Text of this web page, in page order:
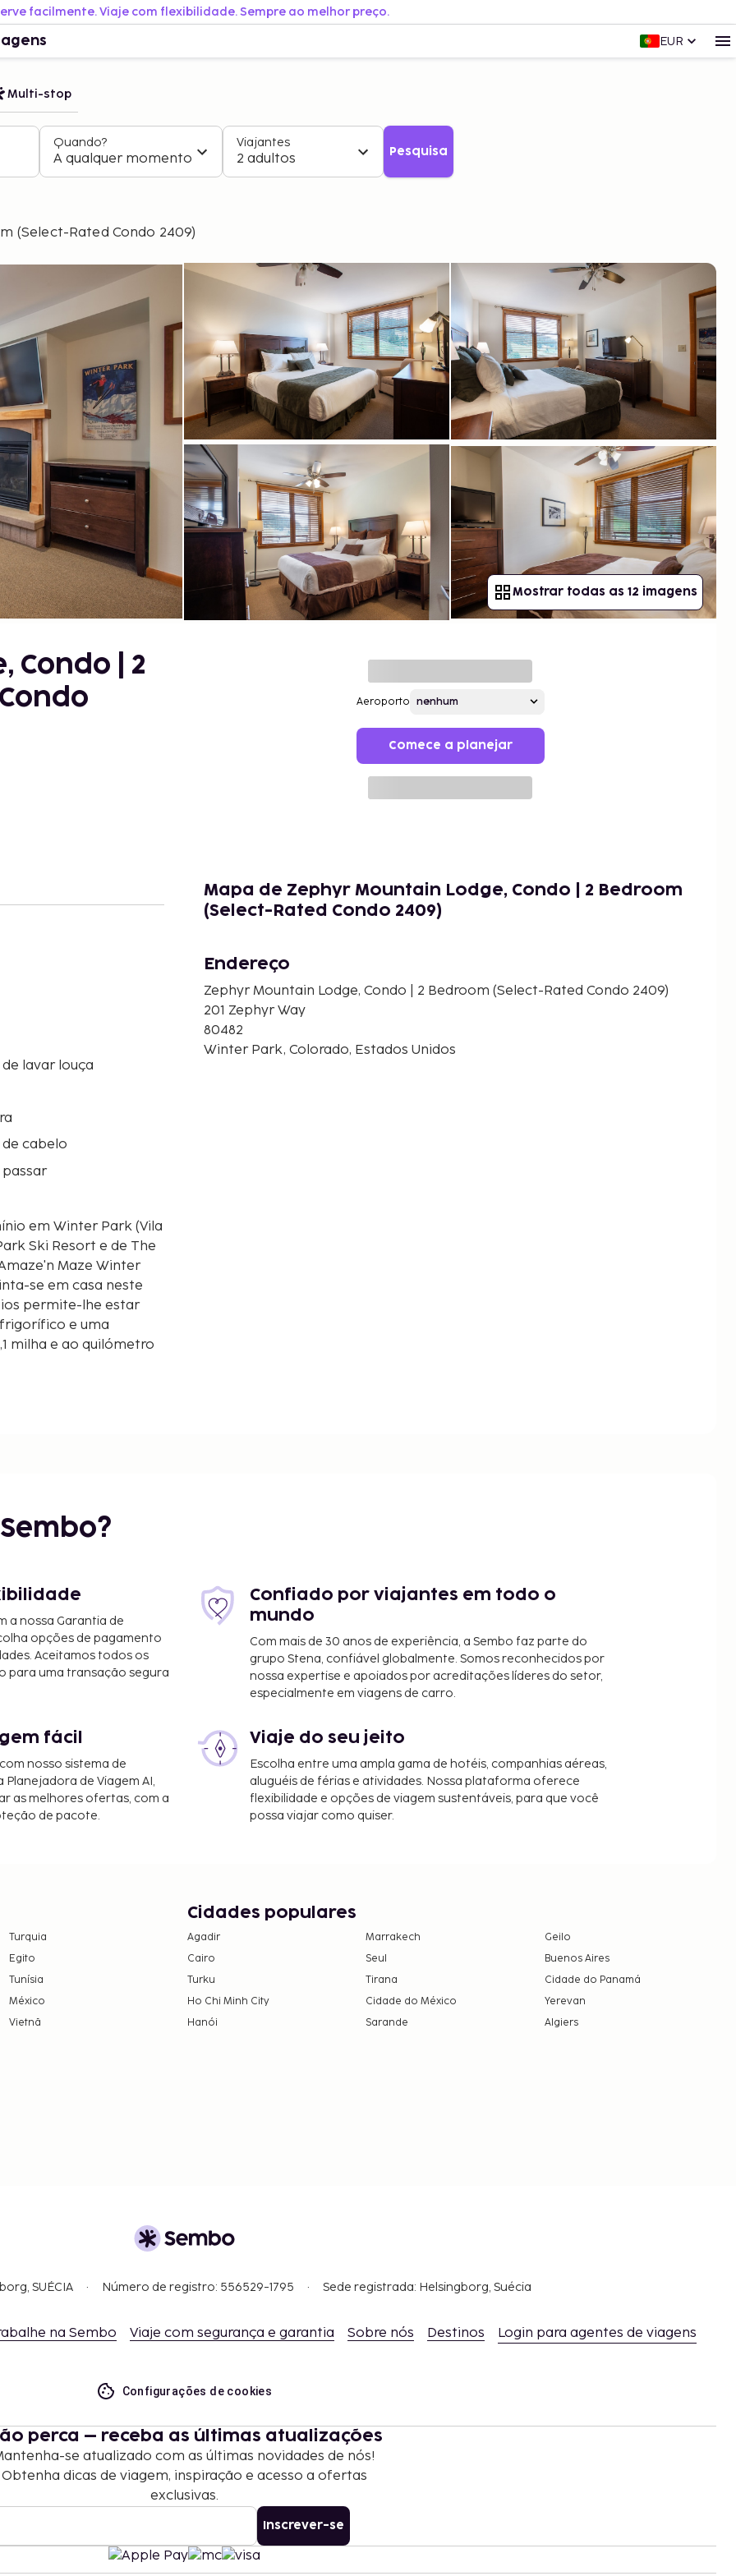
facilmente. Viaje com flexibilidade. Sempre ao melhor preço.
EUR
Multi-stop
Quando?
A qualquer momento
Viajantes
2 adultos Pesquisa
(Select-Rated Condo 2409)
Mostrar todas as 12 imagens
Condo | 2
Aeroporto
Comece a planejar
lavar louça
cabelo
passar
em Winter Park (Vila
Ski Resort e de The
se em casa neste
permite-lhe estar
e uma
milha e ao quilómetro
89,7 mi
para não
esqui, snowboard nas
numerário em todas
Mapa de Zephyr Mountain Lodge, Condo | 2 Bedroom
(Select-Rated Condo 2409)
Endereço
Zephyr Mountain Lodge, Condo | 2 Bedroom (Select-Rated Condo 2409)
201 Zephyr Way
80482
Winter Park, Colorado, Estados Unidos
a nossa Garantia de
opções de pagamento
Aceitamos todos os
para uma transação segura
Confiado por viajantes em todo o
mundo
Com mais de 30 anos de experiência, a Sembo faz parte do
grupo Stena, confiável globalmente. Somos reconhecidos por
nossa expertise e apoiados por acreditações líderes do setor,
especialmente em viagens de carro.
fácil
nosso sistema de
Planejadora de Viagem AI,
as melhores ofertas, com a
de pacote.
Viaje do seu jeito
Escolha entre uma ampla gama de hotéis, companhias aéreas,
aluguéis de férias e atividades. Nossa plataforma oferece
flexibilidade e opções de viagem sustentáveis, para que você
possa viajar como quiser.
Turquia
Egito
Tunísia
México
Vietnã
Cidades populares
Agadir Marrakech
Geilo
Cairo
Seul
Buenos Aires
Turku
Tirana
Cidade do Panamá
Ho Chi Minh City
Cidade do México
Yerevan
Hanói
Sarande Algiers
SUÉCIA Número de registro: 556529-1795 Sede registrada: Helsingborg, Suécia
na Sembo Viaje com segurança e garantia Sobre nós Destinos Login para agentes de viagens
Configurações de cookies
perca – receba as últimas atualizações
se atualizado com as últimas novidades de nós!
Obtenha dicas de viagem, inspiração e acesso a ofertas
exclusivas.
Inscrever-se